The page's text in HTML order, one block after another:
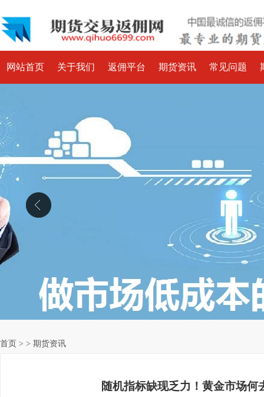
网站首页 关于我们 返佣平台 期货资讯 常见问题
首页 > > 期货资讯
随机指标缺现乏力！黄金市场何